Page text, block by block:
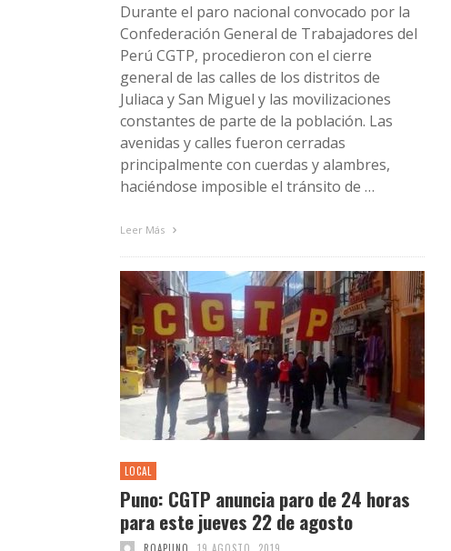
Durante el paro nacional convocado por la
Confederación General de Trabajadores del
Perú CGTP, procedieron con el cierre
general de las calles de los distritos de
Juliaca y San Miguel y las movilizaciones
constantes de parte de la población. Las
avenidas y calles fueron cerradas
principalmente con cuerdas y alambres,
haciéndose imposible el tránsito de …
Leer Más
LOCAL
Puno: CGTP anuncia paro de 24 horas
para este jueves 22 de agosto
ROAPUNO 19 AGOSTO, 2019